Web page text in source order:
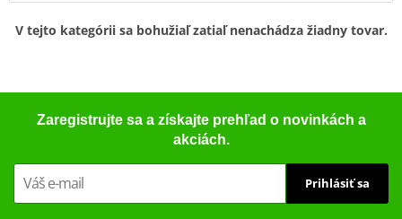
V tejto kategórii sa bohužiaľ zatiaľ nenachádza žiadny tovar.
Zaregistrujte sa a získajte prehľad o novinkách a
akciách.
Prihlásiť sa